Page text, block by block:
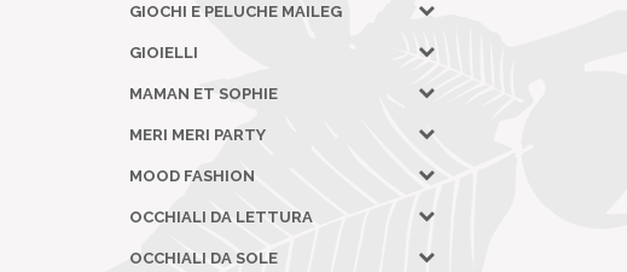
GIOCHI E PELUCHE MAILEG
GIOIELLI
MAMAN ET SOPHIE
MERI MERI PARTY
MOOD FASHION
OCCHIALI DA LETTURA
OCCHIALI DA SOLE